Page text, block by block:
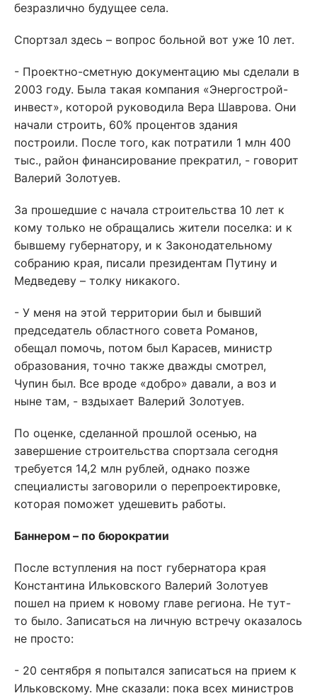
безразлично будущее села.
Спортзал здесь – вопрос больной вот уже 10 лет.
- Проектно-сметную документацию мы сделали в
2003 году. Была такая компания «Энергострой-
инвест», которой руководила Вера Шаврова. Они
начали строить, 60% процентов здания
построили. После того, как потратили 1 млн 400
тыс., район финансирование прекратил, - говорит
Валерий Золотуев.
За прошедшие с начала строительства 10 лет к
кому только не обращались жители поселка: и к
бывшему губернатору, и к Законодательному
собранию края, писали президентам Путину и
Медведеву – толку никакого.
- У меня на этой территории был и бывший
председатель областного совета Романов,
обещал помочь, потом был Карасев, министр
образования, точно также дважды смотрел,
Чупин был. Все вроде «добро» давали, а воз и
ныне там, - вздыхает Валерий Золотуев.
По оценке, сделанной прошлой осенью, на
завершение строительства спортзала сегодня
требуется 14,2 млн рублей, однако позже
специалисты заговорили о перепроектировке,
которая поможет удешевить работы.
Баннером – по бюрократии
После вступления на пост губернатора края
Константина Ильковского Валерий Золотуев
пошел на прием к новому главе региона. Не тут-
то было. Записаться на личную встречу оказалось
не просто:
- 20 сентября я попытался записаться на прием к
Ильковскому. Мне сказали: пока всех министров